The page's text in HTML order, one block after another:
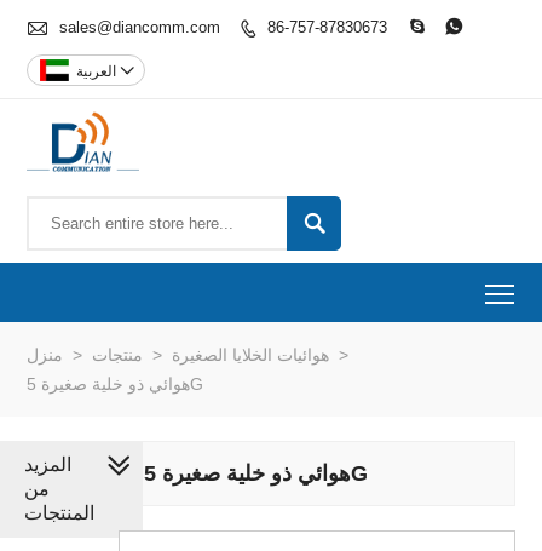
 sales@diancomm.com  86-757-87830673  
العربية 

منزل > منتجات > هوائيات الخلايا الصغيرة >
هوائي ذو خلية صغيرة 5G
هوائي ذو خلية صغيرة 5G
المزيد
من
المنتجات